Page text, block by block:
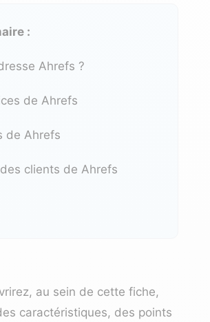
:
Ahrefs ?
de Ahrefs
de Ahrefs
clients de Ahrefs
au sein de cette fiche,
caractéristiques, des points